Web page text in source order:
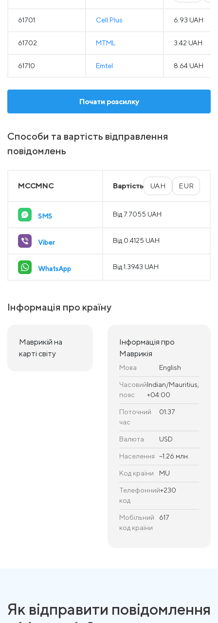
61701 Cell Plus 6.93 UAH
61702 MTML 3.42 UAH
61710 Emtel 8.64 UAH
Почати розсилку
Способи та вартість відправлення
повідомлень
MCCMNC Вартість UAH EUR
SMS Від 7.7055 UAH
Viber Від 0.4125 UAH
WhatsApp Від 1.3943 UAH
Інформація про країну
Маврикій на
карті світу
Інформація про
Маврикія
Мова English
Часовий
пояс
Indian/Mauritius,
+04:00
Поточний
час
01:37
Валюта USD
Населення ~1.26 млн.
Код країни MU
Телефонний
код
+230
Мобільний
код країни
617
Як відправити повідомлення